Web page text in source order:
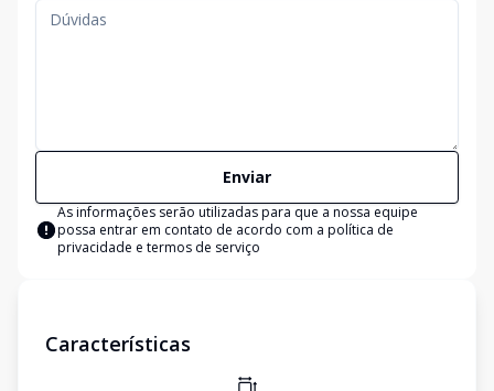
Enviar
As informações serão utilizadas para que a nossa equipe
possa entrar em contato de acordo com a política de
privacidade e termos de serviço
Características